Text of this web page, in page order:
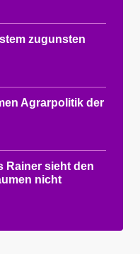
zugunsten
Agrarpolitik der
Rainer sieht den
nicht